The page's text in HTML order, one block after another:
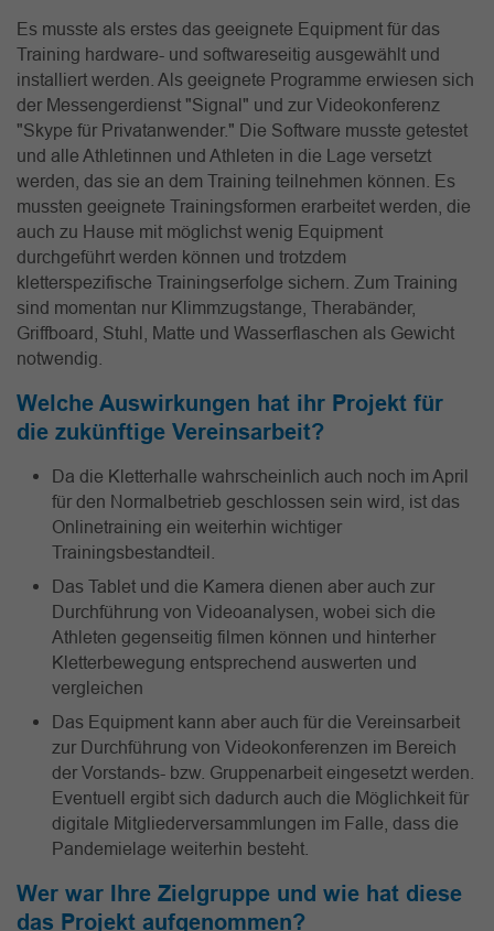
Es musste als erstes das geeignete Equipment für das
Training hardware- und softwareseitig ausgewählt und
installiert werden. Als geeignete Programme erwiesen sich
der Messengerdienst "Signal" und zur Videokonferenz
"Skype für Privatanwender." Die Software musste getestet
und alle Athletinnen und Athleten in die Lage versetzt
werden, das sie an dem Training teilnehmen können. Es
mussten geeignete Trainingsformen erarbeitet werden, die
auch zu Hause mit möglichst wenig Equipment
durchgeführt werden können und trotzdem
kletterspezifische Trainingserfolge sichern. Zum Training
sind momentan nur Klimmzugstange, Therabänder,
Griffboard, Stuhl, Matte und Wasserflaschen als Gewicht
notwendig.
Welche Auswirkungen hat ihr Projekt für
die zukünftige Vereinsarbeit?
Da die Kletterhalle wahrscheinlich auch noch im April
für den Normalbetrieb geschlossen sein wird, ist das
Onlinetraining ein weiterhin wichtiger
Trainingsbestandteil.
Das Tablet und die Kamera dienen aber auch zur
Durchführung von Videoanalysen, wobei sich die
Athleten gegenseitig filmen können und hinterher
Kletterbewegung entsprechend auswerten und
vergleichen
Das Equipment kann aber auch für die Vereinsarbeit
zur Durchführung von Videokonferenzen im Bereich
der Vorstands- bzw. Gruppenarbeit eingesetzt werden.
Eventuell ergibt sich dadurch auch die Möglichkeit für
digitale Mitgliederversammlungen im Falle, dass die
Pandemielage weiterhin besteht.
Wer war Ihre Zielgruppe und wie hat diese
das Projekt aufgenommen?